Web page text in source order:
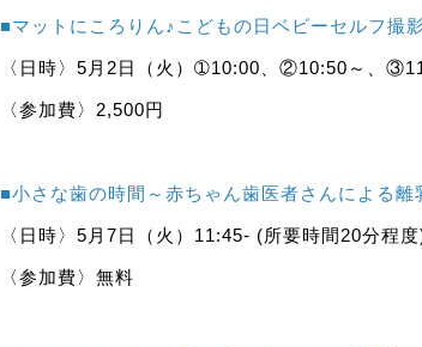
■マットにころりん♪こどもの日ベビーセルフ撮
〈日時〉5月2日（火）➀10:00、②10:50～、
〈参加費〉2,500円
■小さな歯の時間～赤ちゃん歯医者さんによる離
〈日時〉5月7日（火）11:45- (所要時間20分程度
〈参加費〉無料